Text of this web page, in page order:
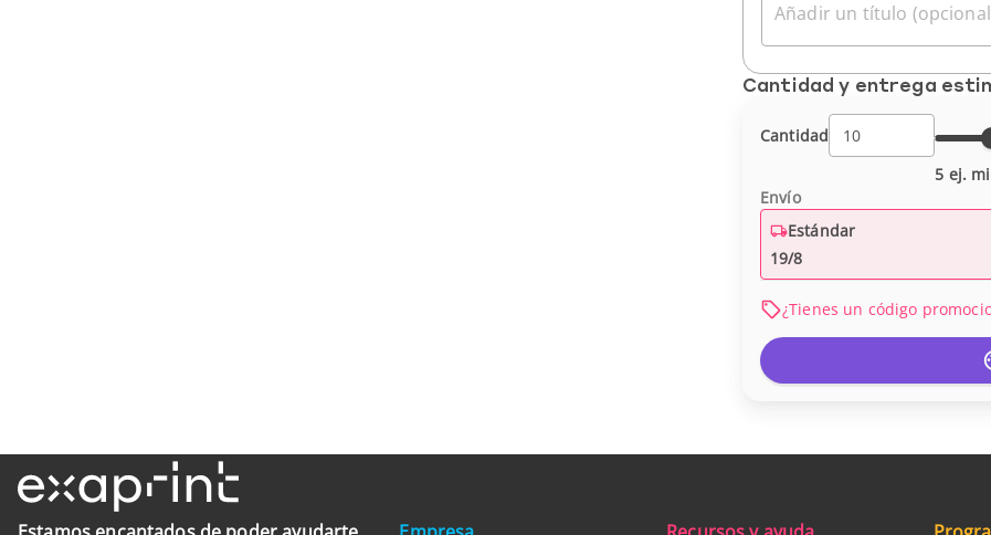
Añadir un título
Cantidad y entrega
Cantidad
5 ej.
Envío
Estándar
19/8
¿Tienes un código